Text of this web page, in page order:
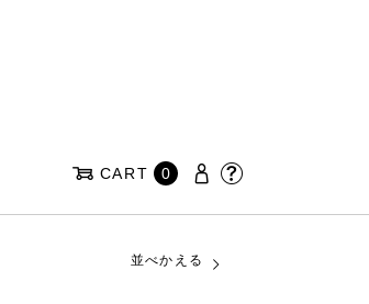
CART 0
並べかえる